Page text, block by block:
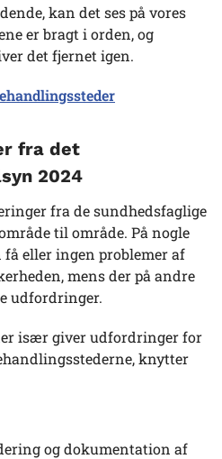
kan det ses på vores
er bragt i orden, og
det fjernet igen.
fra det
2024
fra de sundhedsfaglige
til område. På nogle
eller ingen problemer af
mens der på andre
udfordringer.
især giver udfordringer for
knytter
og dokumentation af